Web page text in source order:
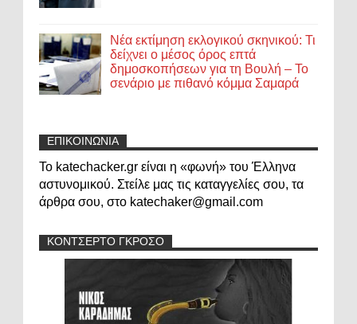
Νέα εκτίμηση εκλογικού σκηνικού: Τι
δείχνει ο μέσος όρος επτά
δημοσκοπήσεων για τη Βουλή – Το
σενάριο με πιθανό κόμμα Σαμαρά
ΕΠΙΚΟΙΝΩΝΙΑ
Το katechacker.gr είναι η «φωνή» του Έλληνα
αστυνομικού. Στείλε μας τις καταγγελίες σου, τα
άρθρα σου, στο katechaker@gmail.com
ΚΟΝΤΣΕΡΤΟ ΓΚΡΟΣΟ